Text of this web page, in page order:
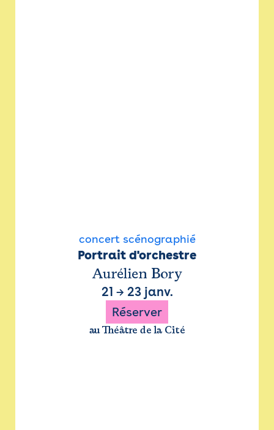
concert scénographié
Portrait d'orchestre
Aurélien Bory
21 → 23 janv.
Réserver
au Théâtre de la Cité